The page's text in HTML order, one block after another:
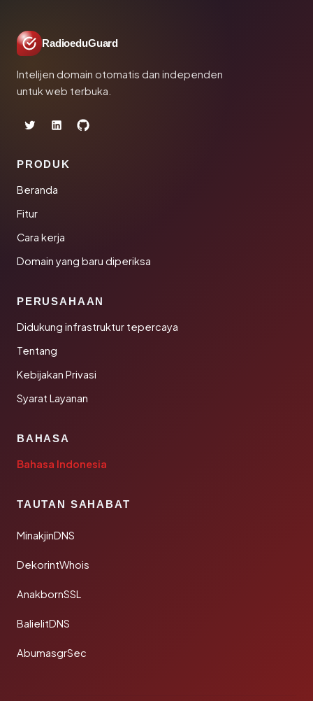
RadioeduGuard
Intelijen domain otomatis dan independen
untuk web terbuka.
PRODUK
Beranda
Fitur
Cara kerja
Domain yang baru diperiksa
PERUSAHAAN
Didukung infrastruktur tepercaya
Tentang
Kebijakan Privasi
Syarat Layanan
BAHASA
Bahasa Indonesia
TAUTAN SAHABAT
MinakjinDNS
DekorintWhois
AnakbornSSL
BalielitDNS
AbumasgrSec